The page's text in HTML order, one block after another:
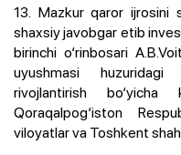
13. Mazkur qaror ijrosini
shaxsiy javobgar etib
birinchi o‘rinbosari
uyushmasi
rivojlantirish bo‘yicha
Qoraqalpog‘iston
viloyatlar va Toshkent